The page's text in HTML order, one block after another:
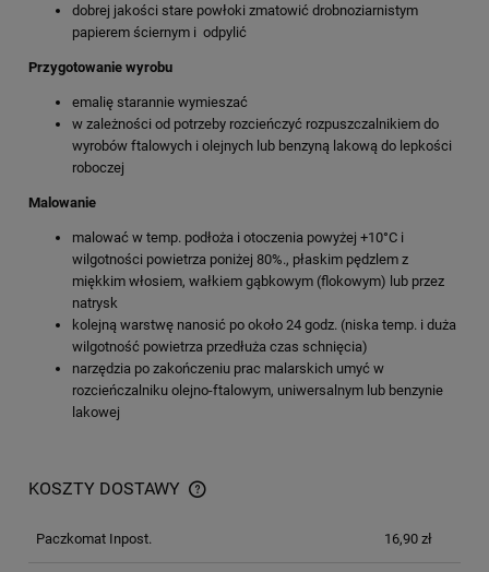
dobrej jakości stare powłoki zmatowić drobnoziarnistym
papierem ściernym i odpylić
Przygotowanie wyrobu
emalię starannie wymieszać
w zależności od potrzeby rozcieńczyć rozpuszczalnikiem do
wyrobów ftalowych i olejnych lub benzyną lakową do lepkości
roboczej
Malowanie
malować w temp. podłoża i otoczenia powyżej +10°C i
wilgotności powietrza poniżej 80%., płaskim pędzlem z
miękkim włosiem, wałkiem gąbkowym (flokowym) lub przez
natrysk
kolejną warstwę nanosić po około 24 godz. (niska temp. i duża
wilgotność powietrza przedłuża czas schnięcia)
narzędzia po zakończeniu prac malarskich umyć w
rozcieńczalniku olejno-ftalowym, uniwersalnym lub benzynie
lakowej
KOSZTY DOSTAWY
Paczkomat Inpost. 16,90 zł